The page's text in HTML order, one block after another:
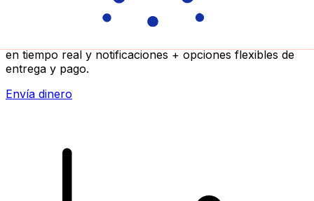
Transferencia Internacional de Dinero Xe
en tiempo real y notificaciones + opciones flexibles de
entrega y pago.
Envía dinero